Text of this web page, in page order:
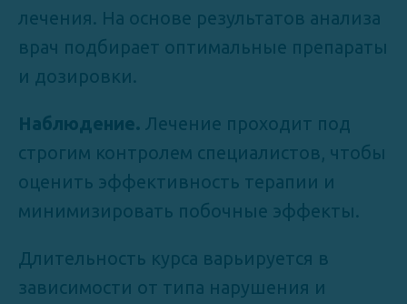
лечения. На основе результатов анализа
врач подбирает оптимальные препараты
и дозировки.
Наблюдение. Лечение проходит под
строгим контролем специалистов, чтобы
оценить эффективность терапии и
минимизировать побочные эффекты.
Длительность курса варьируется в
зависимости от типа нарушения и